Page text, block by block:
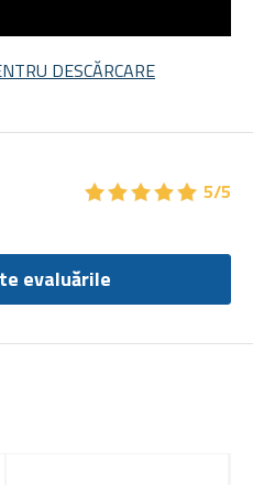
DESCĂRCARE
★★★★★
★★★★★ 5/5
evaluările